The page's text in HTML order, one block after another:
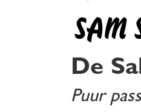
De
Puur